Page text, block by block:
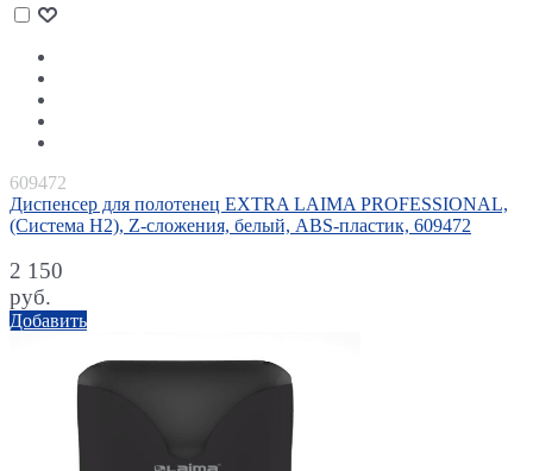
609472
Диспенсер для полотенец EXTRA LAIMA PROFESSIONAL,
(Система H2), Z-сложения, белый, ABS-пластик, 609472
2 150
руб.
Добавить